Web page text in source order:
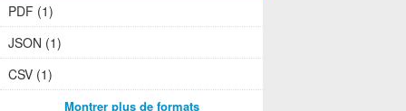
PDF (1)
JSON (1)
CSV (1)
Montrer plus de formats